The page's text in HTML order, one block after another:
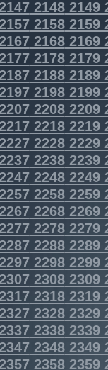
21482149
21582159
21682169
21782179
21882189
21982199
22082209
22182219
22282229
22382239
22482249
22582259
22682269
22782279
22882289
22982299
23082309
23182319
23282329
23382339
23482349
23582359